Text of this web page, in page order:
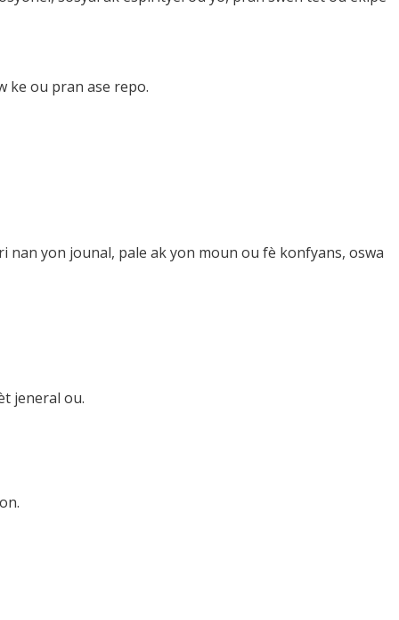
ke ou pran ase repo.
yon jounal, pale ak yon moun ou fè konfyans, oswa
jeneral ou.